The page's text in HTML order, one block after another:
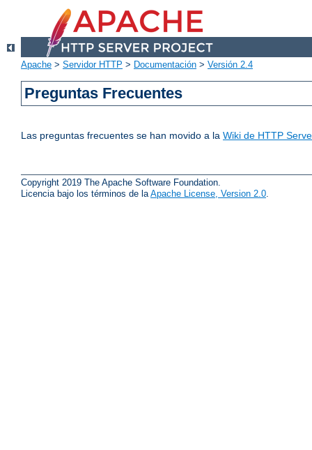
Apache > Servidor HTTP > Documentación > Versión 2.4
Preguntas Frecuentes
Las preguntas frecuentes se han movido a la Wiki de HTTP
Copyright 2019 The Apache Software Foundation.
Licencia bajo los términos de la Apache License, Version 2.0